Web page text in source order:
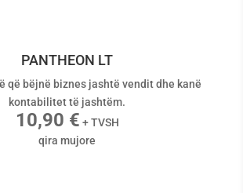
PANTHEON LT
që bëjnë biznes jashtë vendit dhe kanë
kontabilitet të jashtëm.
10,90 € + TVSH
qira mujore